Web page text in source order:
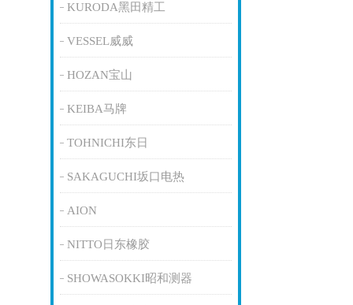
KURODA黑田精工
VESSEL威威
HOZAN宝山
KEIBA马牌
TOHNICHI东日
SAKAGUCHI坂口电热
AION
NITTO日东橡胶
SHOWASOKKI昭和测器